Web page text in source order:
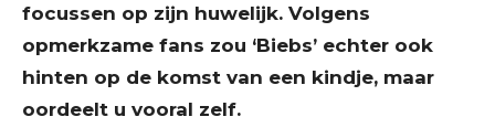
focussen op zijn huwelijk. Volgens
opmerkzame fans zou ‘Biebs’ echter ook
hinten op de komst van een kindje, maar
oordeelt u vooral zelf.